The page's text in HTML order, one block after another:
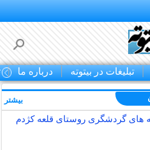
تبلیغات در بیتوته درباره ما
های گردشگری روستای قلعه کژدم
بیشتر